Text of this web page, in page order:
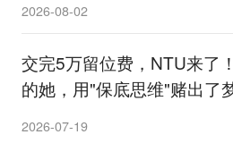
2026-08-02
交完5万留位费，NTU来了
的她，用"保底思维"赌出了
2026-07-19